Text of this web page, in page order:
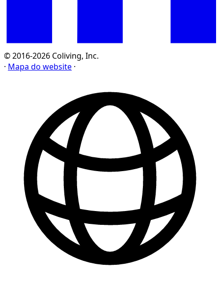
© 2016-2026 Coliving, Inc.
· Mapa do website ·